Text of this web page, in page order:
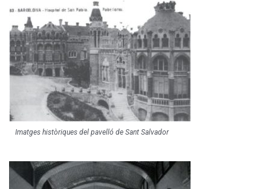
Imatges històriques del pavelló de Sant Salvador